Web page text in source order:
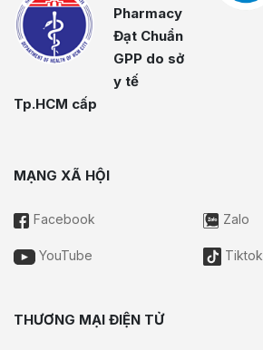
Pharmacy
Đạt Chuẩn
GPP do sở
y tế
Tp.HCM cấp
MẠNG XÃ HỘI
Facebook Zalo
YouTube Tiktok
THƯƠNG MẠI ĐIỆN TỬ